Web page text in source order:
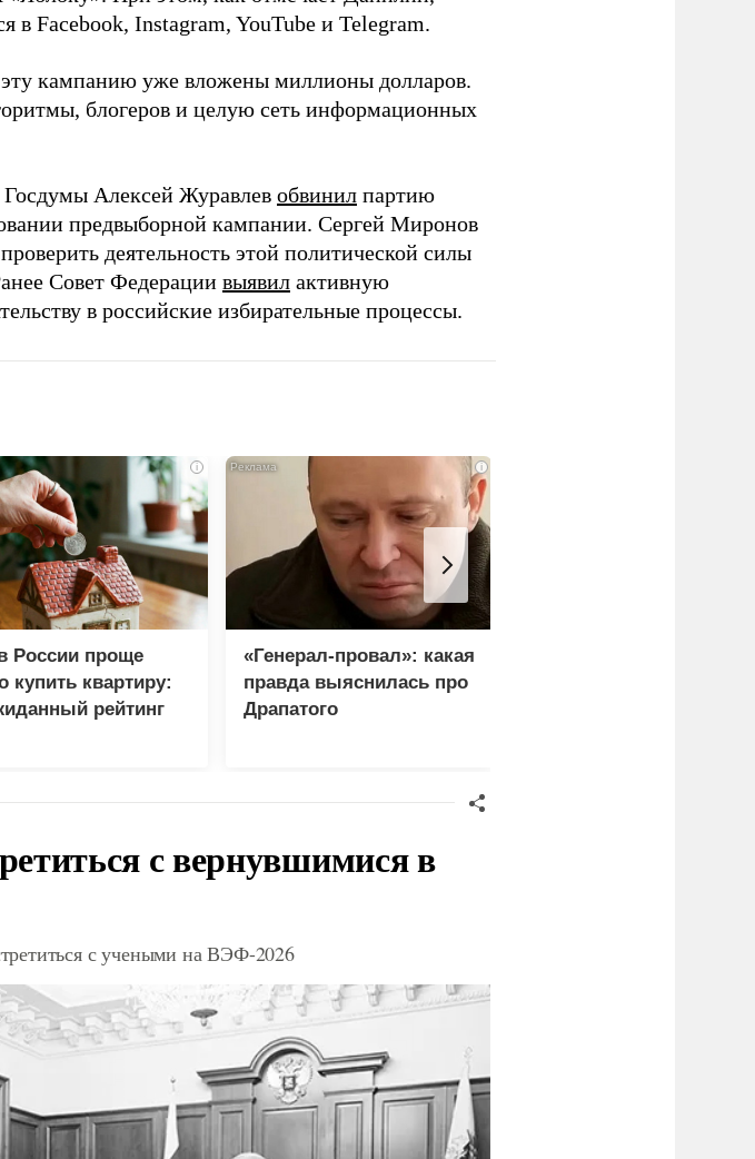
в Facebook, Instagram, YouTube и Telegram.
кампанию уже вложены миллионы долларов.
блогеров и целую сеть информационных
Алексей Журавлев обвинил партию
предвыборной кампании. Сергей Миронов
деятельность этой политической силы
Совет Федерации выявил активную
в российские избирательные процессы.
i
России проще
купить квартиру:
рейтинг
i
«Генерал-провал»: какая
правда выяснилась про
Драпатого
с вернувшимися в
с учеными на ВЭФ-2026